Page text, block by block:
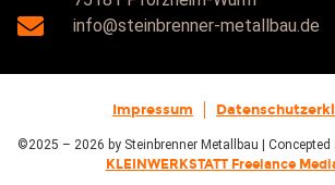
info@steinbrenner-metallbau.de
Impressum
©2025 – 2026 by Steinbrenner Metallbau |
KLEINWERKSTATT Freelance